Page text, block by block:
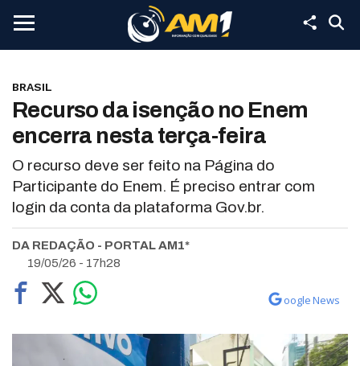
BRASIL
Recurso da isenção no Enem
encerra nesta terça-feira
O recurso deve ser feito na Página do
Participante do Enem. É preciso entrar com
login da conta da plataforma Gov.br.
DA REDAÇÃO - PORTAL AM1*
19/05/26 - 17h28
oogle News